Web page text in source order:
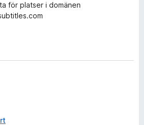
för platser i domänen